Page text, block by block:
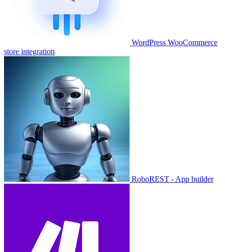
WordPress WooCommerce
store integration
RoboREST - App builder